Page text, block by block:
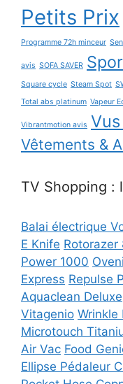
Petits Prix
Programme 72h minceur
avis SOFA SAVER
Square cycle Steam Spot
Total abs platinum Vapeur
Vibrantmotion avis
Vêtements &
TV Shopping :
Balai électrique
E Knife Rotorazer
Power 1000
Express Repulse
Aquaclean Deluxe
Vitagenio Wrinkle
Microtouch
Air Vac Food
Ellipse Pédaleur